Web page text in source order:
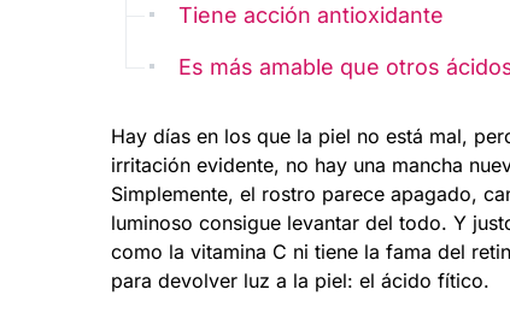
Tiene acción antioxidante
Es más amable que otros
Hay días en los que la piel no está mal,
irritación evidente, no hay una mancha
Simplemente, el rostro parece apagado,
luminoso consigue levantar del todo. Y
como la vitamina C ni tiene la fama del
para devolver luz a la piel: el ácido fítico.